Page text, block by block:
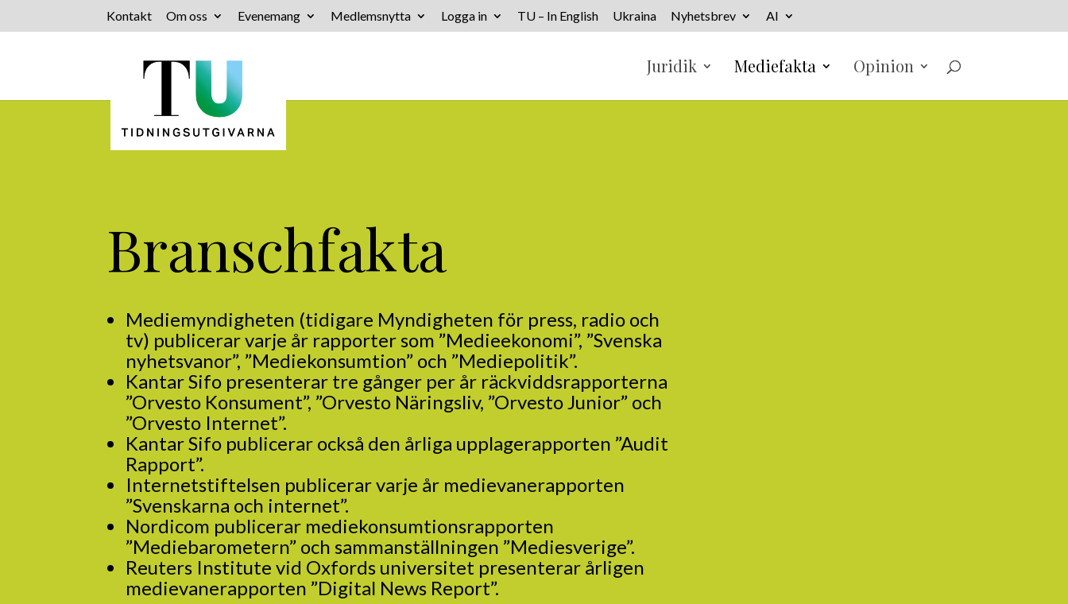
Kontakt Om oss Evenemang Medlemsnytta Logga in TU – In English Ukraina Nyhetsbrev AI
Juridik Mediefakta Opinion
Branschfakta
Mediemyndigheten (tidigare Myndigheten för press, radio och
tv) publicerar varje år rapporter som ”Medieekonomi”, ”Svenska
nyhetsvanor”, ”Mediekonsumtion” och ”Mediepolitik”.
Kantar Sifo presenterar tre gånger per år räckviddsrapporterna
”Orvesto Konsument”, ”Orvesto Näringsliv, ”Orvesto Junior” och
”Orvesto Internet”.
Kantar Sifo publicerar också den årliga upplagerapporten ”Audit
Rapport”.
Internetstiftelsen publicerar varje år medievanerapporten
”Svenskarna och internet”.
Nordicom publicerar mediekonsumtionsrapporten
”Mediebarometern” och sammanställningen ”Mediesverige”.
Reuters Institute vid Oxfords universitet presenterar årligen
medievanerapporten ”Digital News Report”.